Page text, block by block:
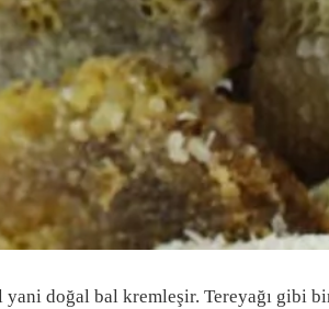
doğal bal kremleşir. Tereyağı gibi